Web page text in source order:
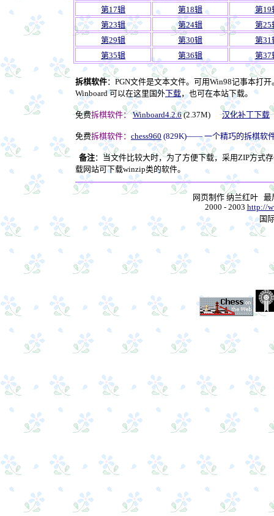
第17辑
第18辑
第19
第23辑
第24辑
第25
第29辑
第30辑
第31
第35辑
第36辑 第37
拆棋软件：PGN文件是文本文件。可用Win98记事本打
Winboard 可以在这里国外下载，也可在本站下载。
免费拆棋软件： Winboard4.2.6(2.37M) 汉化补丁下载
免费拆棋软件： chess960 (829K)—— 一个精巧的拆棋软
备注：当文件比较大时，为了方便下载，采用ZIP方式
载网站可下载winzip类的软件。
网页制作 纳兰红叶
2000 - 2003 http://
国